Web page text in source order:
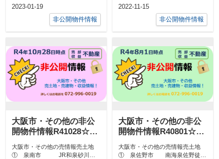
7分 約120㎡ 商業 &...
2023-01-19
非公開物件情報
歩5分 約25坪 準住 ...
2022-11-15
非公開物件情報
大阪市・その他の非公
開物件情報R41028☆八
件
大阪市・その他の売情報売土地
① 泉南市 JR和泉砂川徒
大阪市・その他の非公
開物件情報R40801☆八
件
大阪市・その他の売情報売土地
① 泉佐野市 南海泉佐野徒歩